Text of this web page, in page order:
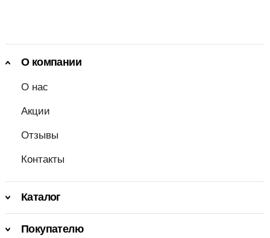
О компании
О нас
Акции
Отзывы
Контакты
Каталог
Покупателю